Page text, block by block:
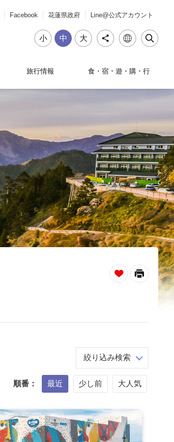
Facebook 花蓮県政府 Line@公式アカウント
小 中 大
旅行情報 食・宿・遊・購・行
_
絞り込み検索
順番： 最近 少し前 大人気